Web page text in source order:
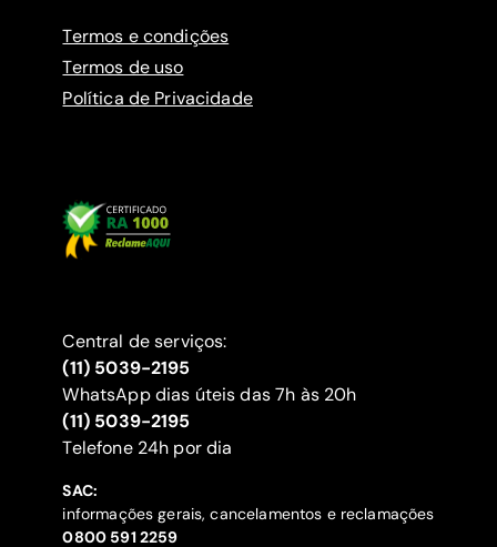
Termos e condições
Termos de uso
Política de Privacidade
Central de serviços:
(11) 5039-2195
WhatsApp dias úteis das 7h às 20h
(11) 5039-2195
‍Telefone 24h por dia
SAC:
informações gerais, cancelamentos e reclamações
‍0800 591 2259